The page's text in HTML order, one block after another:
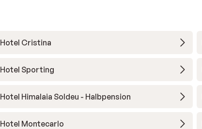
Hotel Cristina
Hotel Sporting
Hotel Himalaia Soldeu - Halbpension
Hotel Montecarlo